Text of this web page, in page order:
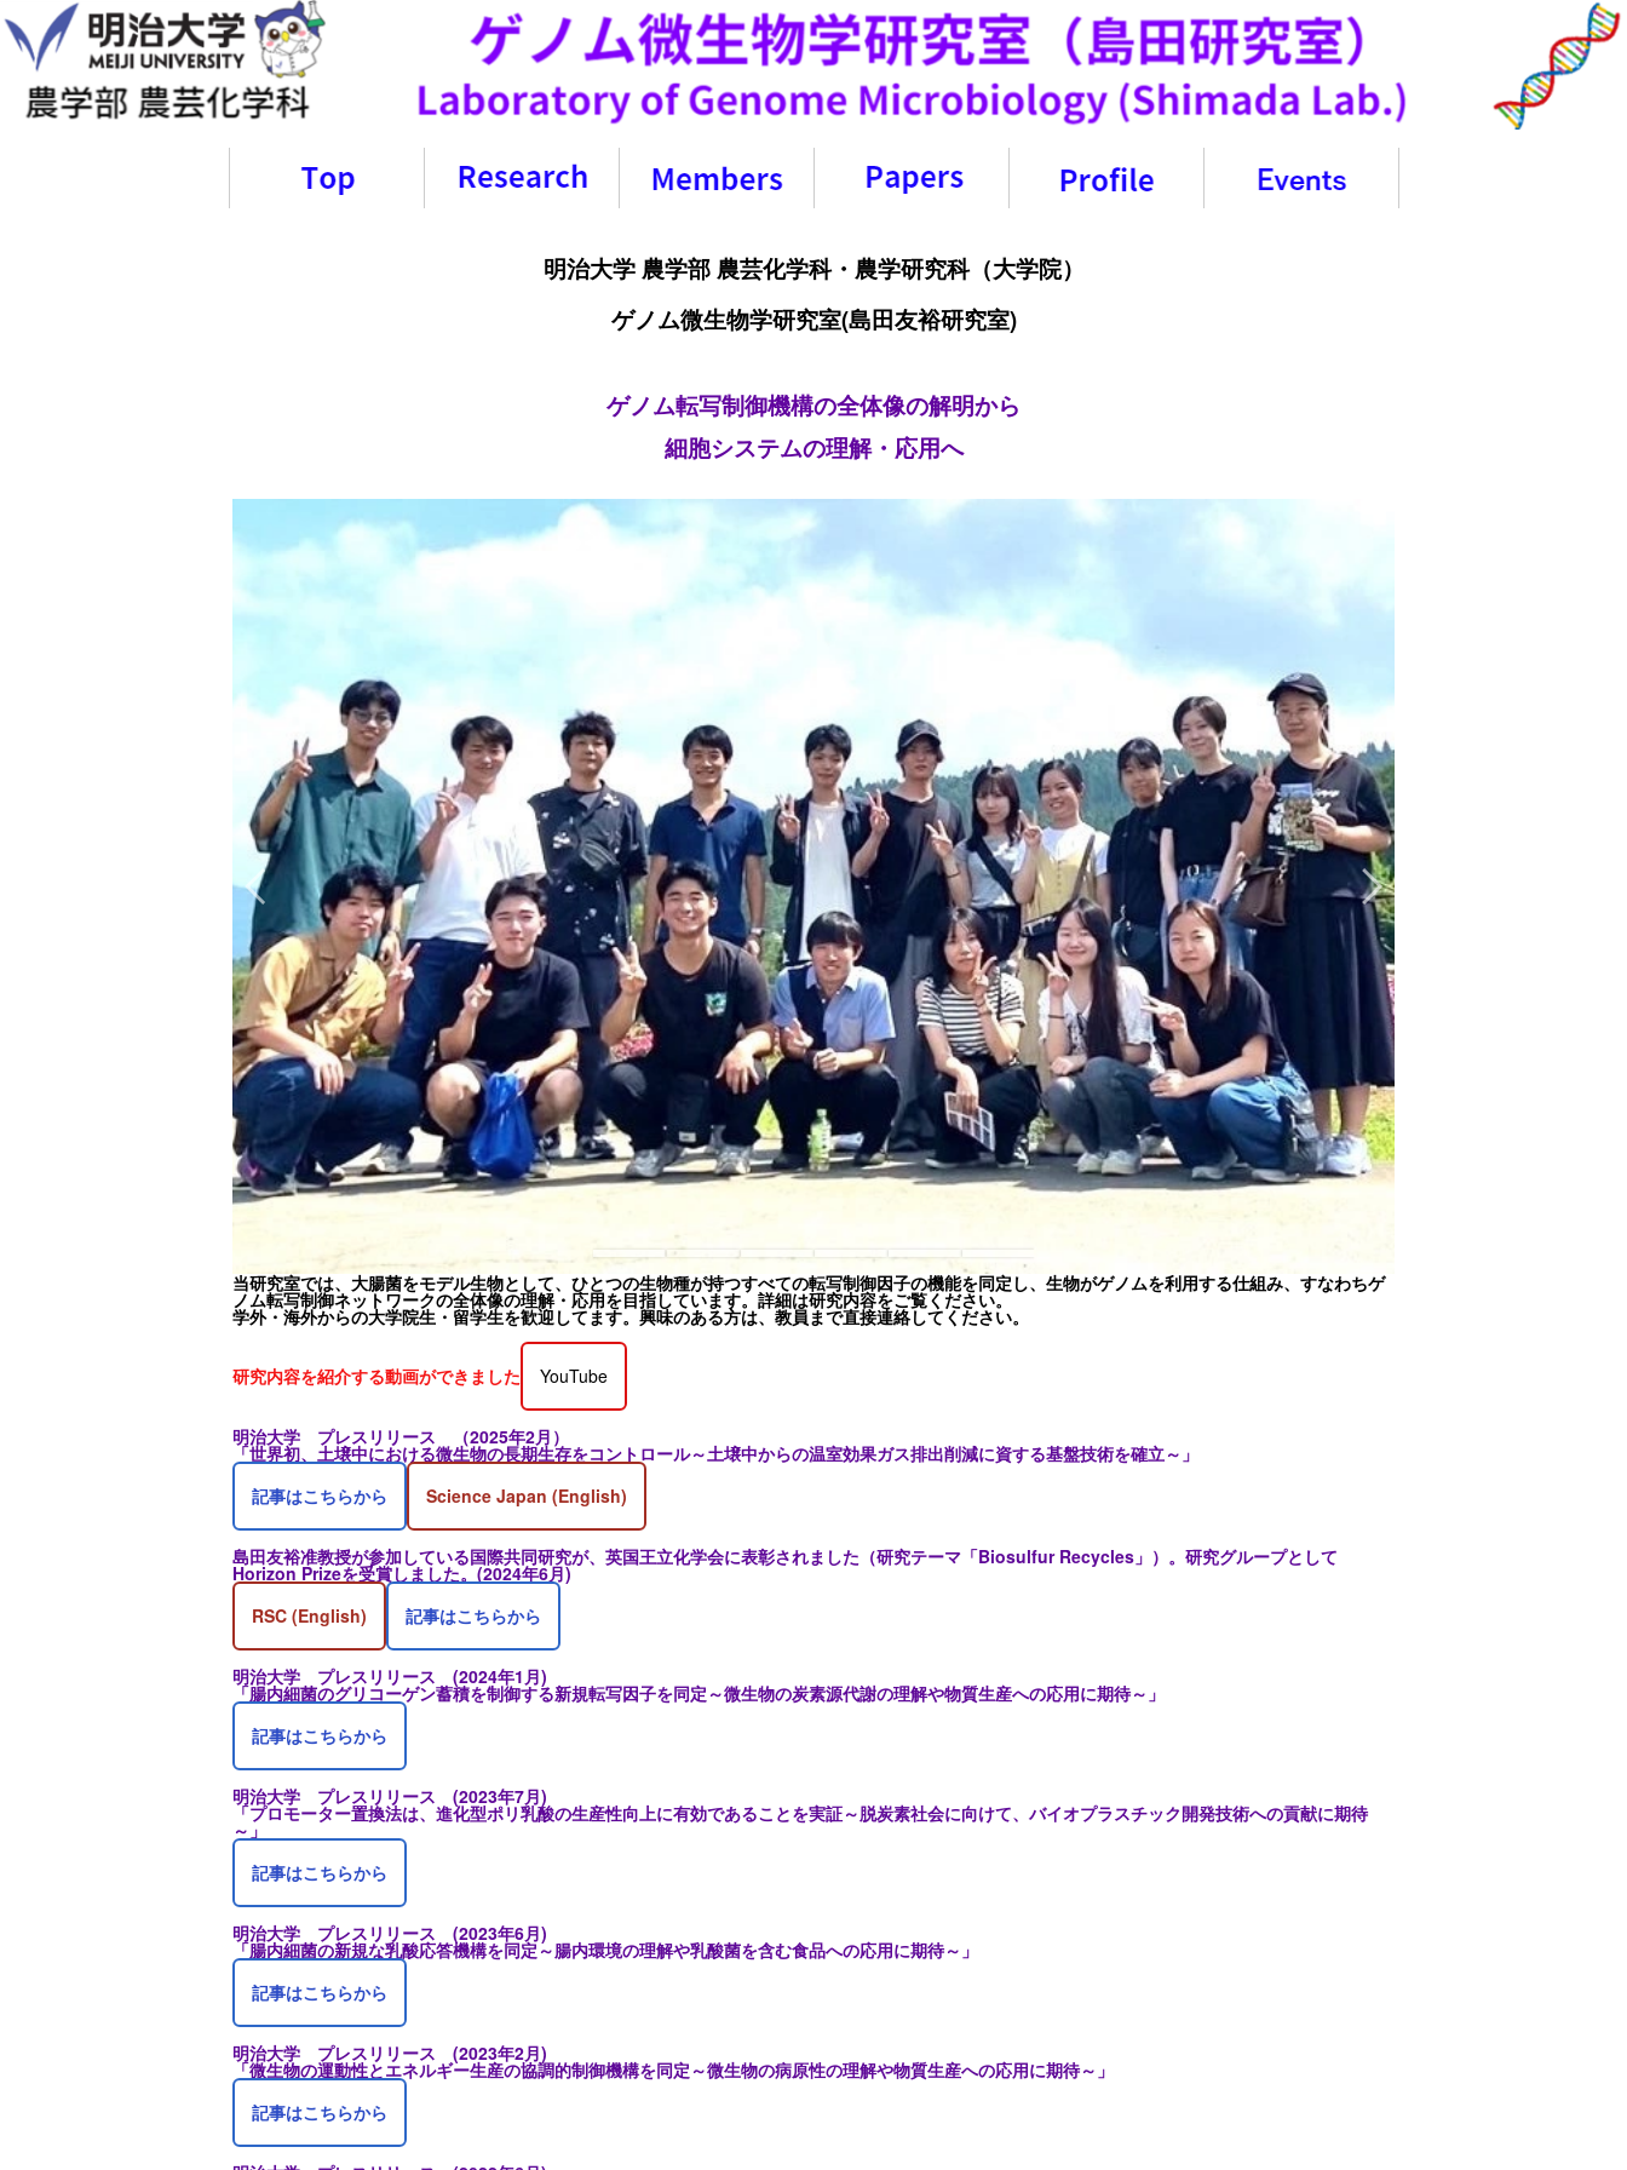
明治大学 農学部 農芸化学科・農学研究科（大学院）
ゲノム微生物学研究室(島田友裕研究室)
ゲノム転写制御機構の全体像の解明から
細胞システムの理解・応用へ
当研究室では、大腸菌をモデル生物として、ひとつの生物種が持つすべての転写制御因子の機能を同定し、生物がゲノムを利用する仕組み、すなわちゲ
ノム転写制御ネットワークの全体像の理解・応用を目指しています。詳細は研究内容をご覧ください。
学外・海外からの大学院生・留学生を歓迎してます。興味のある方は、教員まで直接連絡してください。
研究内容を紹介する動画ができました YouTube
明治大学 プレスリリース （2025年2月）
「世界初、土壌中における微生物の長期生存をコントロール～土壌中からの温室効果ガス排出削減に資する基盤技術を確立～」
記事はこちらから
Science Japan (English)
島田友裕准教授が参加している国際共同研究が、英国王立化学会に表彰されました（研究テーマ「Biosulfur Recycles」）。研究グループとして
Horizon Prizeを受賞しました。(2024年6月)
RSC (English)
記事はこちらから
明治大学 プレスリリース (2024年1月)
「腸内細菌のグリコーゲン蓄積を制御する新規転写因子を同定～微生物の炭素源代謝の理解や物質生産への応用に期待～」
記事はこちらから
明治大学 プレスリリース (2023年7月)
「プロモーター置換法は、進化型ポリ乳酸の生産性向上に有効であることを実証～脱炭素社会に向けて、バイオプラスチック開発技術への貢献に期待
～」
記事はこちらから
明治大学 プレスリリース (2023年6月)
「腸内細菌の新規な乳酸応答機構を同定～腸内環境の理解や乳酸菌を含む食品への応用に期待～」
記事はこちらから
明治大学 プレスリリース (2023年2月)
「微生物の運動性とエネルギー生産の協調的制御機構を同定～微生物の病原性の理解や物質生産への応用に期待～」
記事はこちらから